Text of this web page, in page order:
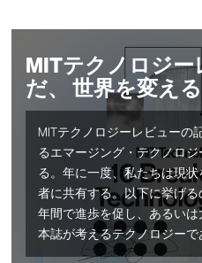
MITテクノロジー
だ、 世界を変え
MITテクノロジーレビューの
るエマージング・テクノロ
る。年に一度、私たちは現
者に共有する。以下に挙げ
年間で進歩を促し、あるい
本誌が考えるテクノロジーで